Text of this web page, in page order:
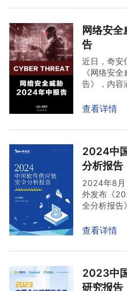
行。
Z世代成为
挖洞爆肝的
健康和个人
跃白帽人
21.7岁
者之和超过
内向、我行
独立思考的
更喜欢计划
的J人。他
求，他们不
求内在和谐
又能够在必
谐与平衡。
定。强烈的
着自己的尊
的安全领域
构安全生产
人员违规
约占2024
台接报事件
泄露敏感信
放、下载盗
淡薄而引发
致勒索病毒
见，大中型
95015服务
报的安全事
机构内部实
实际的攻击
可以更好地
安全漏洞，
减少潜在的
~2024年6
闻链接。您
方网站上检
https://
本次报告共
（2起）、
（3起）、
起）、生活
（包括行政
涉及个人信
双查事件18
内部人员违
网络安
告
近日，奇安
《网络安
告》，内容
产、漏洞利
APT 攻击
（UTG）也
人工智能等
众多，新型
索”模式，
段进行攻击。
术形成黑色
考试系统等
0day 漏洞
洞数量达25
查看详情
2024中
分析报告
2024年8月
外发布《
全分析报告
软件项目，
仍处于高位
年前的开源
个软件项目
查看详情
2023中
研究报告